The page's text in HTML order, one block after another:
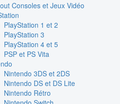
Consoles et Jeux Vidéo
PlayStation 1 et 2
PlayStation 3
PlayStation 4 et 5
PSP et PS Vita
Nintendo 3DS et 2DS
Nintendo DS et DS Lite
Nintendo Rétro